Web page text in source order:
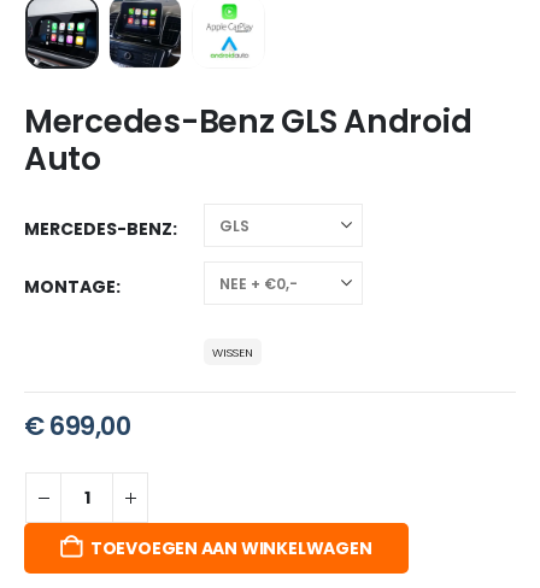
Mercedes-Benz GLS Android
Auto
MERCEDES-BENZ
MONTAGE
WISSEN
€699,00
TOEVOEGEN AAN WINKELWAGEN